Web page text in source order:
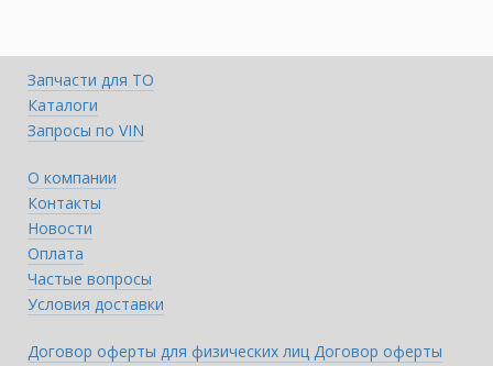
Запчасти для ТО
Каталоги
Запросы по VIN
О компании
Контакты
Новости
Оплата
Частые вопросы
Условия доставки
Договор оферты для физических лиц Договор оферты